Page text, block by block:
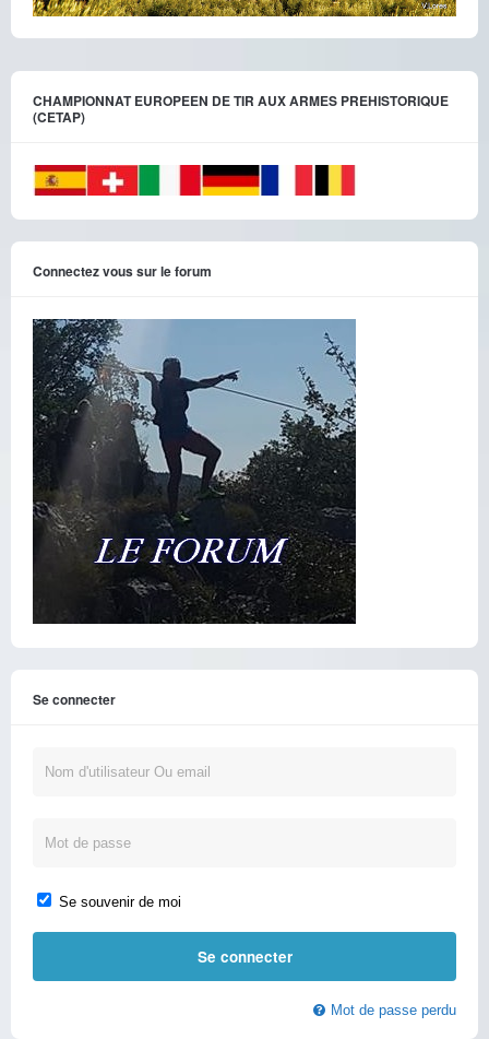
CHAMPIONNAT EUROPEEN DE TIR AUX ARMES PREHISTORIQUE
(CETAP)
Connectez vous sur le forum
Se connecter
Se souvenir de moi
Mot de passe perdu